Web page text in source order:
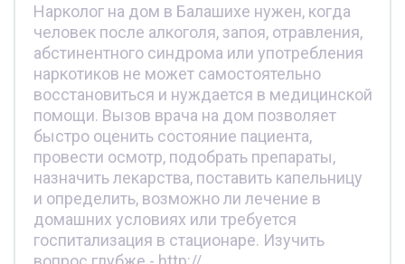
Нарколог на дом в Балашихе нужен, когда
человек после алкоголя, запоя, отравления,
абстинентного синдрома или употребления
наркотиков не может самостоятельно
восстановиться и нуждается в медицинской
помощи. Вызов врача на дом позволяет
быстро оценить состояние пациента,
провести осмотр, подобрать препараты,
назначить лекарства, поставить капельницу
и определить, возможно ли лечение в
домашних условиях или требуется
госпитализация в стационаре. Изучить